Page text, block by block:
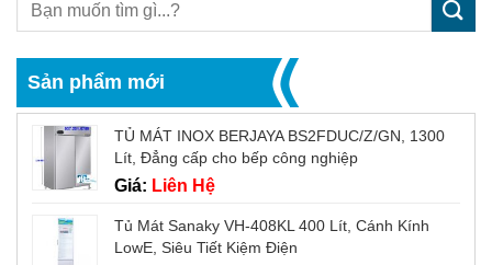
Sản phẩm mới
TỦ MÁT INOX BERJAYA BS2FDUC/Z/GN, 1300
Lít, Đẳng cấp cho bếp công nghiệp
Giá: Liên Hệ
Tủ Mát Sanaky VH-408KL 400 Lít, Cánh Kính
LowE, Siêu Tiết Kiệm Điện